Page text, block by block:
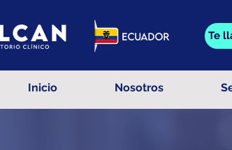
Te
Inicio Nosotros